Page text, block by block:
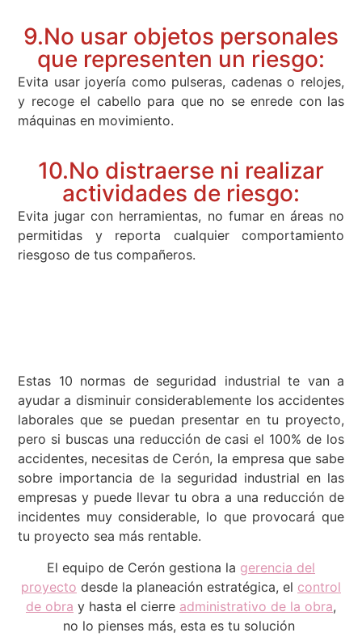
9.No usar objetos personales
que representen un riesgo:
Evita usar joyería como pulseras, cadenas o relojes,
y recoge el cabello para que no se enrede con las
máquinas en movimiento.
10.No distraerse ni realizar
actividades de riesgo:
Evita jugar con herramientas, no fumar en áreas no
permitidas y reporta cualquier comportamiento
riesgoso de tus compañeros.
Estas 10 normas de seguridad industrial te van a
ayudar a disminuir considerablemente los accidentes
laborales que se puedan presentar en tu proyecto,
pero si buscas una reducción de casi el 100% de los
accidentes, necesitas de Cerón, la empresa que sabe
sobre importancia de la seguridad industrial en las
empresas y puede llevar tu obra a una reducción de
incidentes muy considerable, lo que provocará que
tu proyecto sea más rentable.
El equipo de Cerón gestiona la gerencia del
proyecto desde la planeación estratégica, el control
de obra y hasta el cierre administrativo de la obra,
no lo pienses más, esta es tu solución